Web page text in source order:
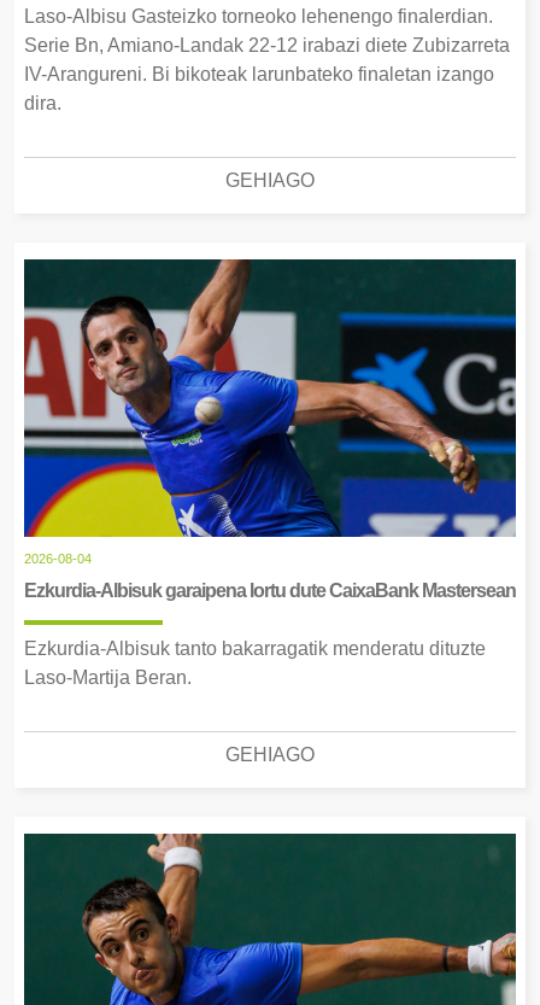
Laso-Albisu Gasteizko torneoko lehenengo finalerdian.
Serie Bn, Amiano-Landak 22-12 irabazi diete Zubizarreta
IV-Arangureni. Bi bikoteak larunbateko finaletan izango
dira.
GEHIAGO
2026-08-04
Ezkurdia-Albisuk garaipena lortu dute CaixaBank Mastersean
Ezkurdia-Albisuk tanto bakarragatik menderatu dituzte
Laso-Martija Beran.
GEHIAGO